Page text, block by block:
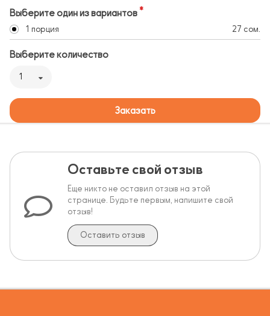
Выберите один из вариантов
1 порция 27 сом.
Выберите количество
1
Заказать
Оставьте свой отзыв
Еще никто не оставил отзыв на этой
странице. Будьте первым, напишите свой
отзыв!
Оставить отзыв